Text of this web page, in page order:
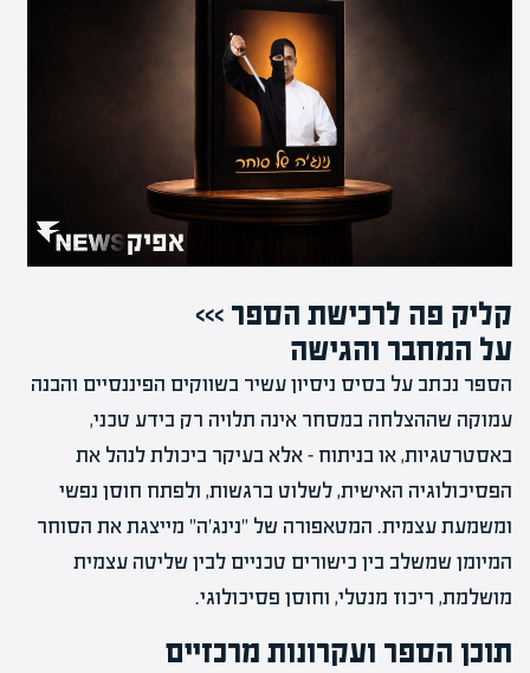
קליק פה לרכישת הספר >>>
על המחבר והגישה
הספר נכתב על בסיס ניסיון עשיר בשווקים הפיננסיים והבנה
עמוקה שההצלחה במסחר אינה תלויה רק בידע טכני,
באסטרטגיות, או בניתוח – אלא בעיקר ביכולת לנהל את
הפסיכולוגיה האישית, לשלוט ברגשות, ולפתח חוסן נפשי
ומשמעת עצמית. המטאפורה של "נינג'ה" מייצגת את הסוחר
המיומן שמשלב בין כישורים טכניים לבין שליטה עצמית
מושלמת, ריכוז מנטלי, וחוסן פסיכולוגי.
תוכן הספר ועקרונות מרכזיים